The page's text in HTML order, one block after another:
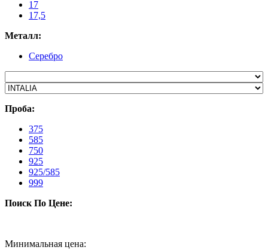
17
17,5
Металл:
Серебро
Проба:
375
585
750
925
925/585
999
Поиск По Цене:
Минимальная цена: